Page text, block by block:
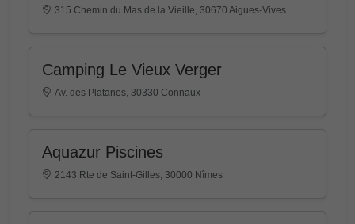
315 Chemin du Mas de la Vieille, 30670 Aigues-Vives
Camping Le Vieux Verger
Av. des Platanes, 30330 Connaux
Aquazur Piscines
2143 Rte de Saint-Gilles, 30000 Nîmes